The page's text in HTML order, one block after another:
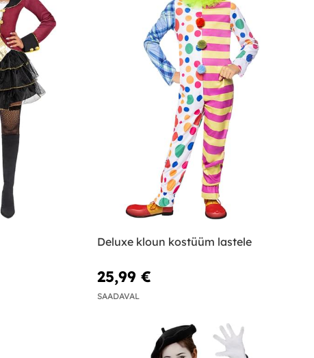
Deluxe kloun kostüüm lastele
25,99 €
SAADAVAL